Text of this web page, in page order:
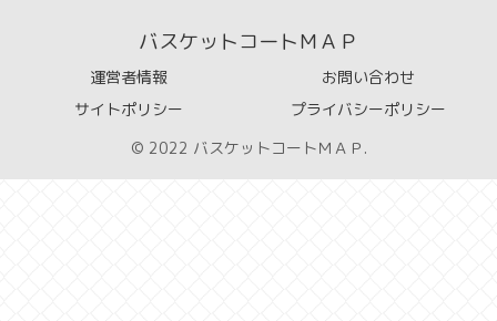
バスケットコートＭＡＰ
運営者情報
お問い合わせ
サイトポリシー
プライバシーポリシー
© 2022 バスケットコートＭＡＰ.